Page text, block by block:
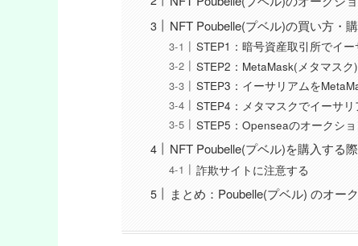
NFT Poubelle(プベル)の買い方・
STEP1：暗号資産取引所でイ
STEP2：MetaMask(メタマスク
STEP3：イーサリアムを
STEP4：メタマスクでイーサ
STEP5：Openseaのオークシ
NFT Poubelle(プベル)を購入する
詐欺サイトに注意する
まとめ：Poubelle(プベル) のオー